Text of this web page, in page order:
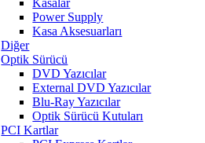
Kasalar
Power Supply
Kasa Aksesuarları
Diğer
Optik Sürücü
DVD Yazıcılar
External DVD Yazıcılar
Blu-Ray Yazıcılar
Optik Sürücü Kutuları
PCI Kartlar